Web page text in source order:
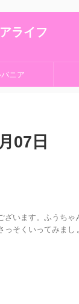
ライフ
ニア
07日
ざいます。ふうち
っそくいってみま